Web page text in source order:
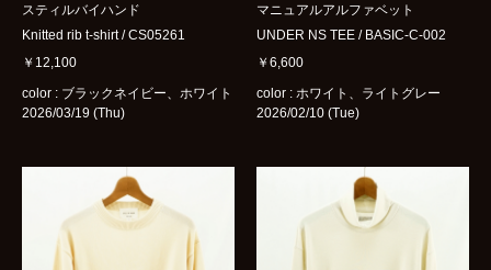
スティルバイハンド
Knitted rib t-shirt / CS05261
￥12,100
color : ブラックネイビー、ホワイト
2026/03/19 (Thu)
マニュアルアルファベット
UNDER NS TEE / BASIC-C-002
￥6,600
color : ホワイト、ライトグレー
2026/02/10 (Tue)